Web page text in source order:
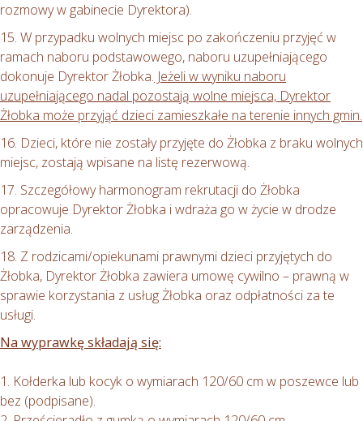
rozmowy w gabinecie Dyrektora).
15. W przypadku wolnych miejsc po zakończeniu przyjęć w
ramach naboru podstawowego, naboru uzupełniającego
dokonuje Dyrektor Żłobka. Jeżeli w wyniku naboru
uzupełniającego nadal pozostają wolne miejsca, Dyrektor
Żłobka może przyjąć dzieci zamieszkałe na terenie innych gmin.
16. Dzieci, które nie zostały przyjęte do Żłobka z braku wolnych
miejsc, zostają wpisane na listę rezerwową.
17. Szczegółowy harmonogram rekrutacji do Żłobka
opracowuje Dyrektor Żłobka i wdraża go w życie w drodze
zarządzenia.
18. Z rodzicami/opiekunami prawnymi dzieci przyjętych do
Żłobka, Dyrektor Żłobka zawiera umowę cywilno – prawną w
sprawie korzystania z usług Żłobka oraz odpłatności za te
usługi.
Na wyprawkę składają się:
1. Kołderka lub kocyk o wymiarach 120/60 cm w poszewce lub
bez (podpisane).